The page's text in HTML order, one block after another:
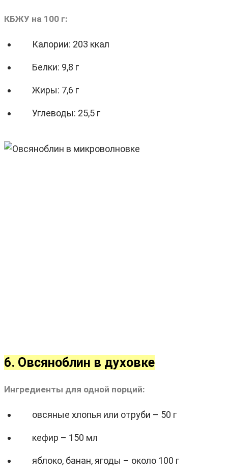
КБЖУ на 100 г:
Калории: 203 ккал
Белки: 9,8 г
Жиры: 7,6 г
Углеводы: 25,5 г
6. Овсяноблин в духовке
Ингредиенты для одной порций:
овсяные хлопья или отруби – 50 г
кефир – 150 мл
яблоко, банан, ягоды – около 100 г